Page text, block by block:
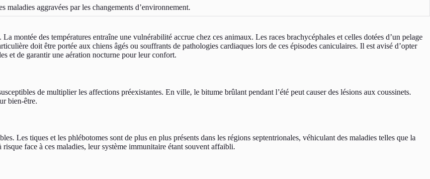
maladies aggravées par les changements d’environnement.
montée des températures entraîne une vulnérabilité accrue chez ces animaux. Les races brachycéphales et celles dotées d’un pelage
doit être portée aux chiens âgés ou souffrants de pathologies cardiaques lors de ces épisodes caniculaires. Il est avisé d’opter
et de garantir une aération nocturne pour leur confort.
de multiplier les affections préexistantes. En ville, le bitume brûlant pendant l’été peut causer des lésions aux coussinets.
bien-être.
Les tiques et les phlébotomes sont de plus en plus présents dans les régions septentrionales, véhiculant des maladies telles que la
face à ces maladies, leur système immunitaire étant souvent affaibli.